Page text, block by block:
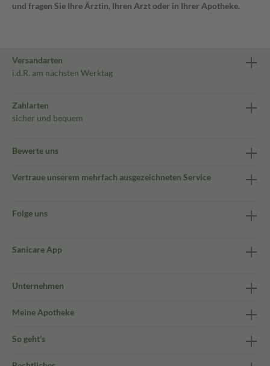
und fragen Sie Ihre Ärztin, Ihren Arzt oder in Ihrer Apotheke.
Versandarten
i.d.R. am nächsten Werktag
Zahlarten
sicher und bequem
Bewerte uns
Vertraue unserem mehrfach ausgezeichneten Service
Folge uns
Sanicare App
Unternehmen
Meine Apotheke
So geht's